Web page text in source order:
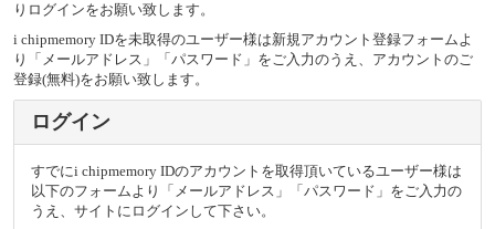
りログインをお願い致します。
i chipmemory IDを未取得のユーザー様は新規アカウント登録フォームよ
り「メールアドレス」「パスワード」をご入力のうえ、アカウントのご
登録(無料)をお願い致します。
ログイン
すでにi chipmemory IDのアカウントを取得頂いているユーザー様は
以下のフォームより「メールアドレス」「パスワード」をご入力の
うえ、サイトにログインして下さい。